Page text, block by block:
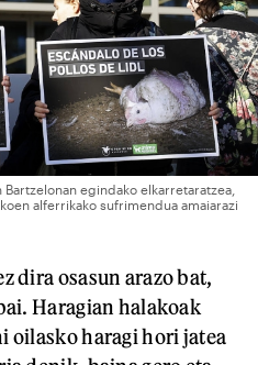
egindako elkarretaratzea,
alferrikako sufrimendua amaiarazi
dira osasun arazo bat,
Haragian halakoak
oilasko haragi hori jatea